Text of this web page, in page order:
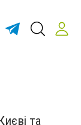
та